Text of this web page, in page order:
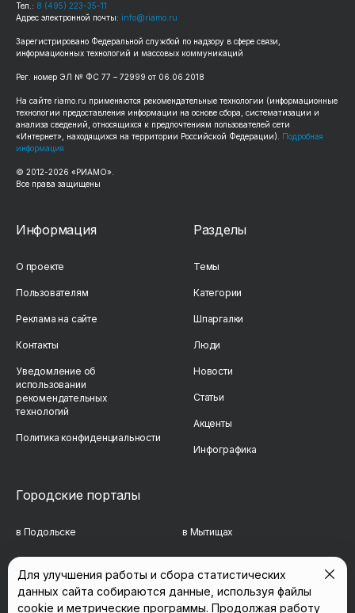
Тел.: 8 (495) 223-35-11
Адрес электронной почты: info@riamo.ru
Зарегистрировано Федеральной службой по надзору в сфере связи,
информационных технологий и массовых коммуникаций
Рег. номер ЭЛ № ФС 77 – 72999 от 06.06.2018
На сайте riamo.ru применяются рекомендательные технологии (информационные
технологии предоставления информации на основе сбора, систематизации и
анализа сведений, относящихся к предпочтениям пользователей сети
«Интернет», находящихся на территории Российской Федерации).
Подробная
информация
© 2012-2026 «РИАМО».
Все права защищены
Информация
О проекте
Пользователям
Реклама на сайте
Контакты
Уведомление об
использовании
рекомендательных
технологий
Политика конфиденциальности
Разделы
Темы
Категории
Шпаргалки
Люди
Новости
Статьи
Акценты
Инфографика
Городские порталы
в Подольске в Мытищах
в Реутове
в Сергиевом Посаде в Люберцах
Для улучшения работы и сбора статистических
данных сайта собираются данные, используя файлы
cookie и метрические программы. Продолжая работу